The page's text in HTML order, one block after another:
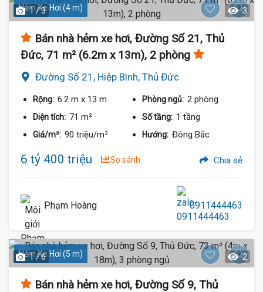
Hẻm Xe Hơi (4 m)
1 / 3 3
Bán nhà hẻm xe hơi, Đường Số 21, Thủ
Đức, 71 m² (6.2m x 13m), 2 phòng
Đường Số 21, Hiệp Bình, Thủ Đức
Rộng: 6.2 m x 13 m Phòng ngủ: 2 phòng
Diện tích: 71 m² Số tầng: 1 tầng
Giá/m²: 90 triệu/m² Hướng: Đông Bắc
6 tỷ 400 triệu So sánh Chia sẻ
Phạm Hoàng 0911444463
Hẻm Xe Hơi (5 m)
1 / 6 2
Bán nhà hẻm xe hơi, Đường Số 9, Thủ